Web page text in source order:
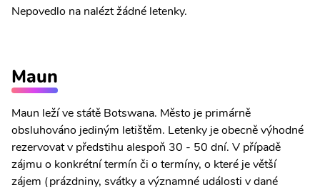
Nepovedlo na nalézt žádné letenky.
Maun
Maun leží ve státě Botswana. Město je primárně
obsluhováno jediným letištěm. Letenky je obecně výhodné
rezervovat v předstihu alespoň 30 - 50 dní. V případě
zájmu o konkrétní termín či o termíny, o které je větší
zájem (prázdniny, svátky a významné události v dané